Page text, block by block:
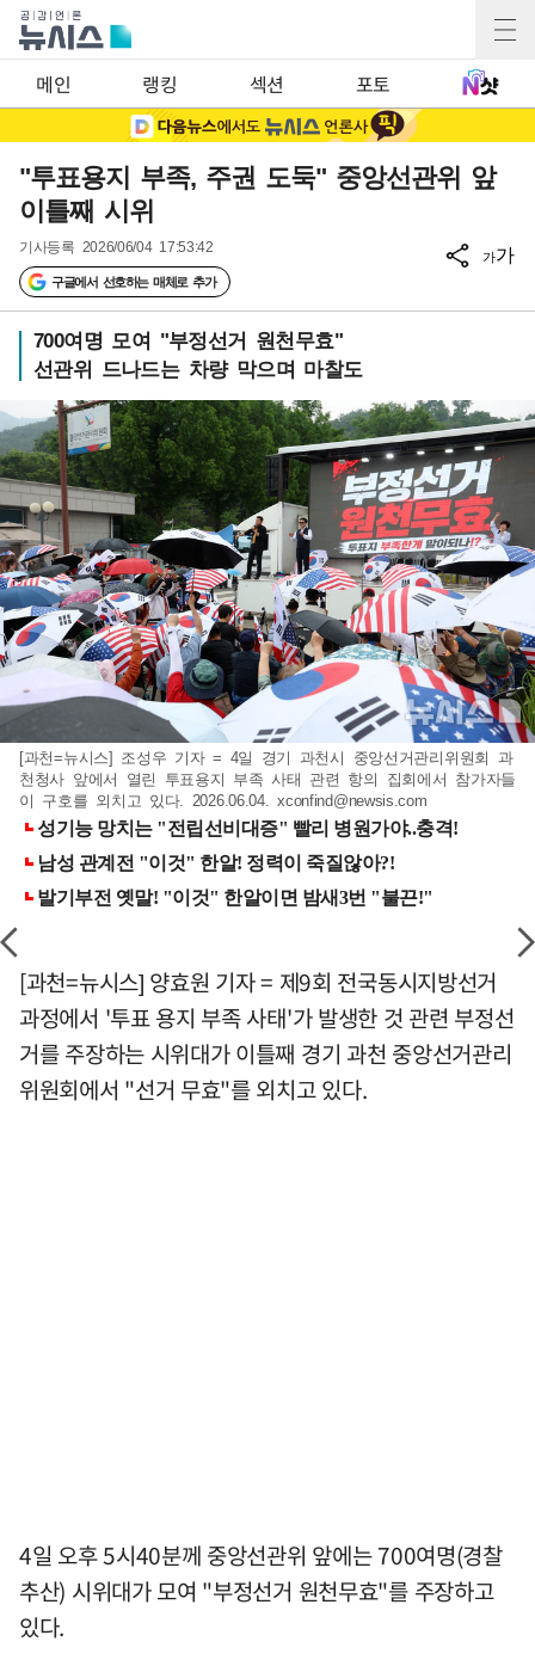
메인 랭킹 섹션 포토
"투표용지 부족, 주권 도둑" 중앙선관위 앞
이틀째 시위
기사등록 2026/06/04 17:53:42
구글에서 선호하는 매체로 추가
가가
700여명 모여 "부정선거 원천무효"
선관위 드나드는 차량 막으며 마찰도
[과천=뉴시스] 조성우 기자 = 4일 경기 과천시 중앙선거관리위원회 과
천청사 앞에서 열린 투표용지 부족 사태 관련 항의 집회에서 참가자들
이 구호를 외치고 있다. 2026.06.04.xconfind@newsis.com
[과천=뉴시스] 양효원 기자 = 제9회 전국동시지방선거
과정에서 '투표 용지 부족 사태'가 발생한 것 관련 부정선
거를 주장하는 시위대가 이틀째 경기 과천 중앙선거관리
위원회에서 "선거 무효"를 외치고 있다.
4일 오후 5시40분께 중앙선관위 앞에는 700여명(경찰
추산) 시위대가 모여 "부정선거 원천무효"를 주장하고
있다.